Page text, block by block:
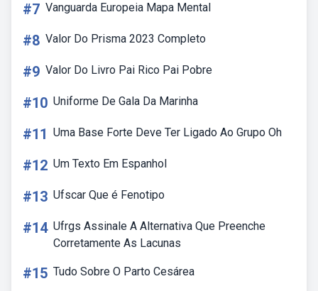
#7 Vanguarda Europeia Mapa Mental
#8 Valor Do Prisma 2023 Completo
#9 Valor Do Livro Pai Rico Pai Pobre
#10 Uniforme De Gala Da Marinha
#11 Uma Base Forte Deve Ter Ligado Ao Grupo Oh
#12 Um Texto Em Espanhol
#13 Ufscar Que é Fenotipo
#14 Ufrgs Assinale A Alternativa Que Preenche
Corretamente As Lacunas
#15 Tudo Sobre O Parto Cesárea